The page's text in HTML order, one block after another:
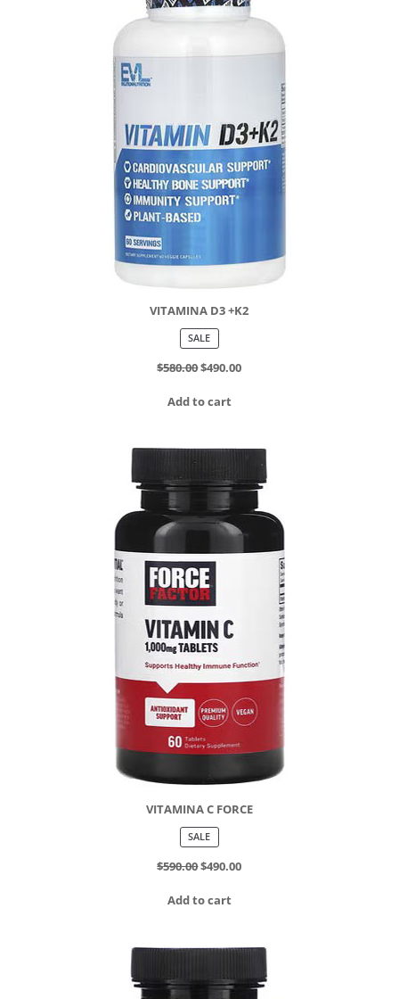
VITAMINA D3 +K2
SALEPRODUCT
ON
SALE
$580.00$490.00
Add to cart
VITAMINA C FORCE
SALEPRODUCT
ON
SALE
$590.00$490.00
Add to cart